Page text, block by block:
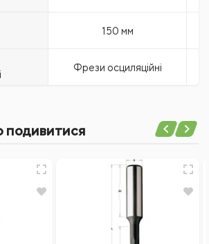
150 мм
Фрези осциляційні
подивитися